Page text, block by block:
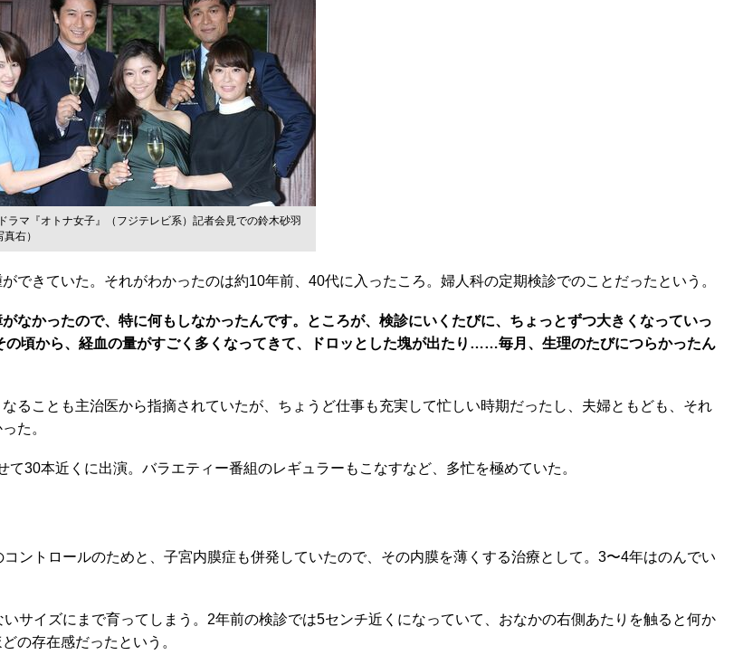
ラマ『オトナ女子』（フジテレビ系）記者会見での鈴木砂羽
右）
きていた。それがわかったのは約10年前、40代に入ったころ。婦人科の定期検診でのことだったという。
なかったので、特に何もしなかったんです。ところが、検診にいくたびに、ちょっとずつ大きくなっていっ
頃から、経血の量がすごく多くなってきて、ドロッとした塊が出たり……毎月、生理のたびにつらかったん
ことも主治医から指摘されていたが、ちょうど仕事も充実して忙しい時期だったし、夫婦ともども、それ
た。
30本近くに出演。バラエティー番組のレギュラーもこなすなど、多忙を極めていた。
ントロールのためと、子宮内膜症も併発していたので、その内膜を薄くする治療として。3〜4年はのんでい
サイズにまで育ってしまう。2年前の検診では5センチ近くになっていて、おなかの右側あたりを触ると何か
の存在感だったという。